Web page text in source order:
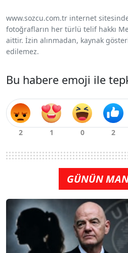
www.sozcu.com.tr internet
fotoğrafların her türlü telif hakkı
aittir. İzin alınmadan, kaynak
edilemez.
Bu habere emoji ile
GÜNÜN